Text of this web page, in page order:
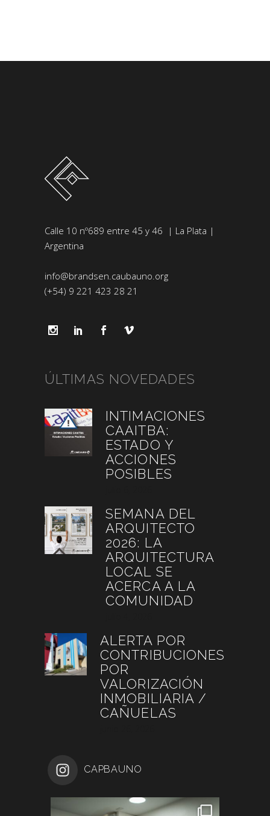
Calle 10 nº689 entre 45 y 46 | La Plata |
Argentina
info@brandsen.caubauno.org
(+54) 9 221 423 28 21
ÚLTIMAS NOVEDADES
INTIMACIONES
CAAITBA:
ESTADO Y
ACCIONES
POSIBLES
SEMANA DEL
ARQUITECTO
2026: LA
ARQUITECTURA
LOCAL SE
ACERCA A LA
COMUNIDAD
ALERTA POR
CONTRIBUCIONES
POR
VALORIZACIÓN
INMOBILIARIA /
CAÑUELAS
CAPBAUNO